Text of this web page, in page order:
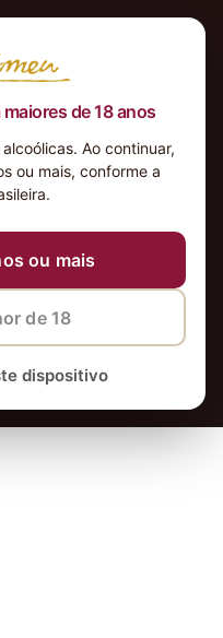
de 18 anos
Ao continuar,
ou mais, conforme a
ou mais
de 18
dispositivo
2026